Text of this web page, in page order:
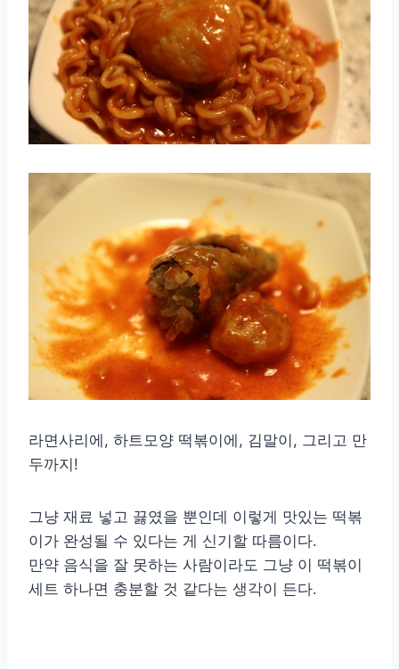
라면사리에, 하트모양 떡볶이에, 김말이, 그리고 만
두까지!
그냥 재료 넣고 끓였을 뿐인데 이렇게 맛있는 떡볶
이가 완성될 수 있다는 게 신기할 따름이다.
만약 음식을 잘 못하는 사람이라도 그냥 이 떡볶이
세트 하나면 충분할 것 같다는 생각이 든다.